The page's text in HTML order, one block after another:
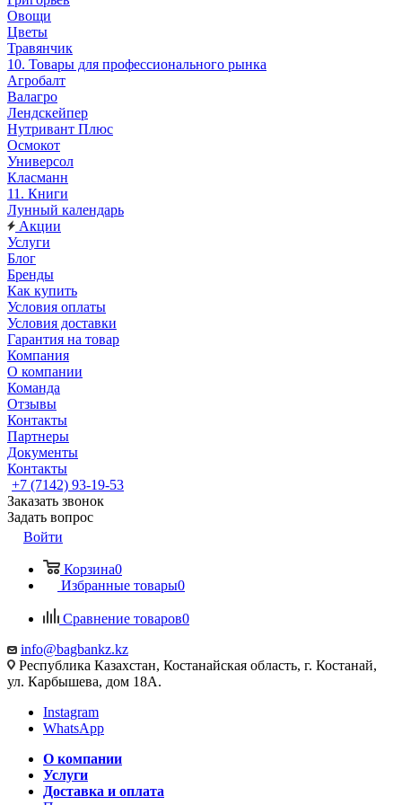
Овощи
Цветы
Травянчик
10. Товары для профессионального рынка
Агробалт
Валагро
Лендскейпер
Нутривант Плюс
Осмокот
Универсол
Класманн
11. Книги
Лунный календарь
Акции
Услуги
Блог
Бренды
Как купить
Условия оплаты
Условия доставки
Гарантия на товар
Компания
О компании
Команда
Отзывы
Контакты
Партнеры
Документы
Контакты
+7 (7142) 93-19-53
Заказать звонок
Задать вопрос
Войти
Корзина0
Избранные товары0
Сравнение товаров0
info@bagbankz.kz
Республика Казахстан, Костанайская область, г. Костанай,
ул. Карбышева, дом 18А.
Instagram
WhatsApp
О компании
Услуги
Доставка и оплата